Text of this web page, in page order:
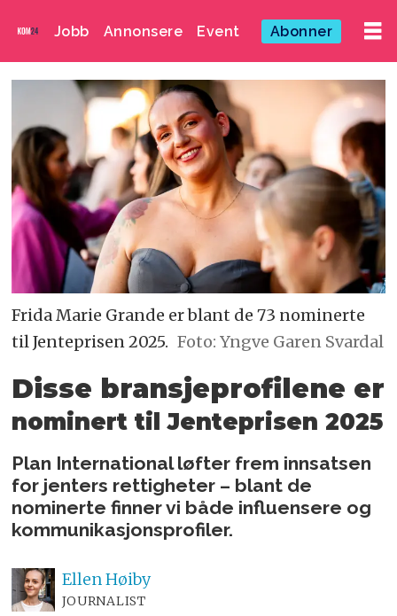
Jobb Annonsere Event Abonner
Frida Marie Grande er blant de 73 nominerte
til Jenteprisen 2025. Foto: Yngve Garen Svardal
Disse bransjeprofilene er
nominert til Jenteprisen 2025
Plan International løfter frem innsatsen
for jenters rettigheter – blant de
nominerte finner vi både influensere og
kommunikasjonsprofiler.
EllenHøiby
JOURNALIST